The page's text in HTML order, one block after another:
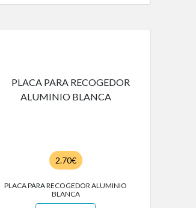
2.70€
PLACA PARA RECOGEDOR ALUMINIO
BLANCA